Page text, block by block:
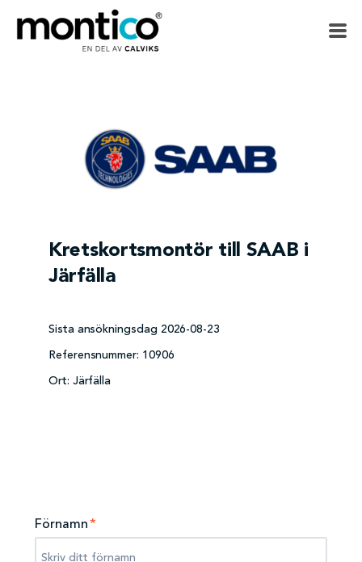
Kretskortsmontör till SAAB i
Järfälla
Sista ansökningsdag 2026-08-23
Referensnummer: 10906
Ort: Järfälla
Förnamn*